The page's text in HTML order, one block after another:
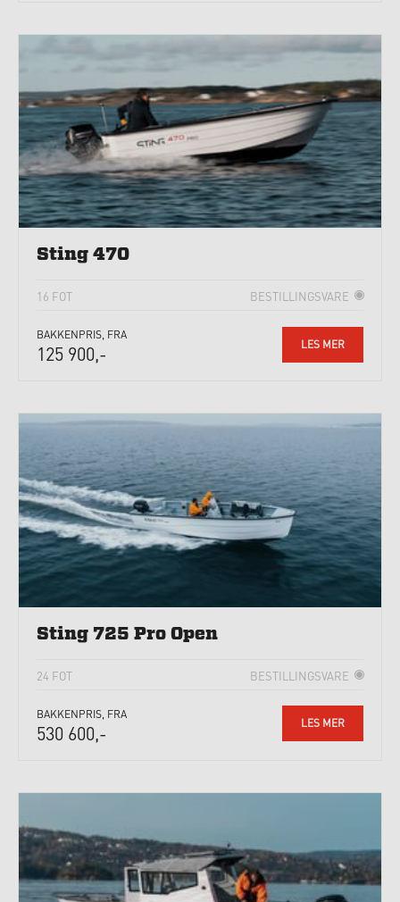
Sting 470
16 FOT BESTILLINGSVARE
BAKKENPRIS, FRA
125 900,- LES MER
Sting 725 Pro Open
24 FOT BESTILLINGSVARE
BAKKENPRIS, FRA
530 600,- LES MER